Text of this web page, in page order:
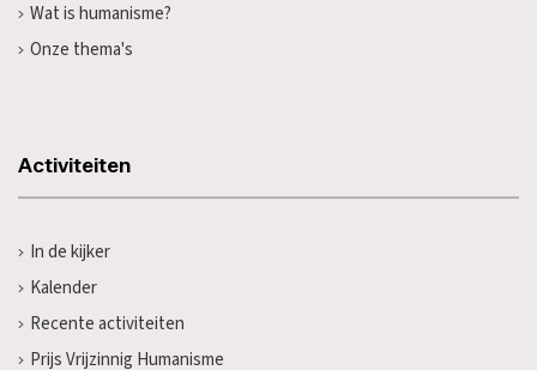
Wat is humanisme?
Onze thema's
Activiteiten
In de kijker
Kalender
Recente activiteiten
Prijs Vrijzinnig Humanisme